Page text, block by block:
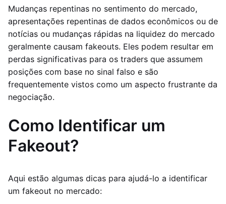
Mudanças repentinas no sentimento do mercado,
apresentações repentinas de dados econômicos ou de
notícias ou mudanças rápidas na liquidez do mercado
geralmente causam fakeouts. Eles podem resultar em
perdas significativas para os traders que assumem
posições com base no sinal falso e são
frequentemente vistos como um aspecto frustrante da
negociação.
Como Identificar um
Fakeout?
Aqui estão algumas dicas para ajudá-lo a identificar
um fakeout no mercado: